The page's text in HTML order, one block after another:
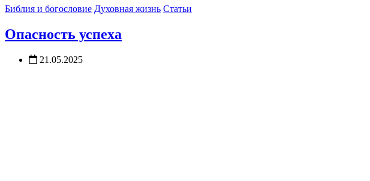
Библия и богословие Духовная жизнь Статьи
Опасность успеха
21.05.2025